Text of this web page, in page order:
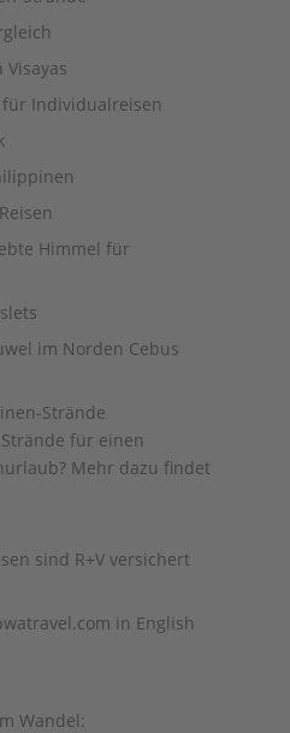
Individualreisen
Himmel für
im Norden Cebus
für einen
Mehr dazu findet
in English
Wandel: